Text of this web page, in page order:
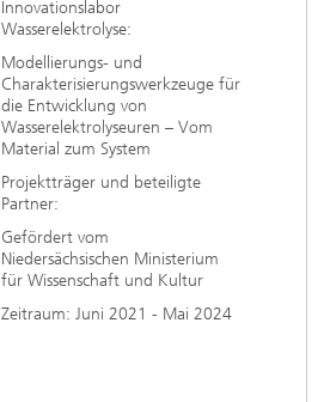
Innovationslabor
Wasserelektrolyse:
Modellierungs- und
Charakterisierungswerkzeuge für
die Entwicklung von
Wasserelektrolyseuren – Vom
Material zum System
Projektträger und beteiligte
Partner:
Gefördert vom
Niedersächsischen Ministerium
für Wissenschaft und Kultur
Zeitraum: Juni 2021 - Mai 2024